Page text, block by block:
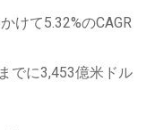
けて5.32%のCAGR
でに3,453億米ドル